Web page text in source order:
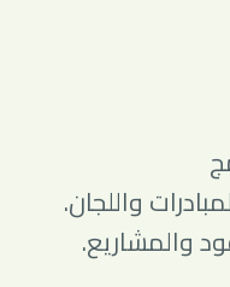
واللجان.
والمشاريع.